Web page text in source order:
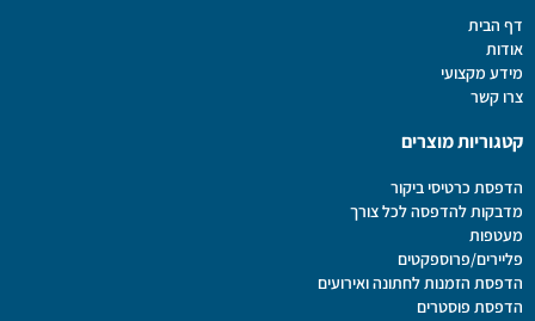
קטגוריות מוצרים
הדפסת כרטיסי ביקור
מדבקות להדפסה לכל צורך
מעטפות
פליירים/פרוספקטים
הדפסת הזמנות לחתונה ואירועים
הדפסת פוסטרים
דף הבית
אודות
מידע מקצועי
צרו קשר